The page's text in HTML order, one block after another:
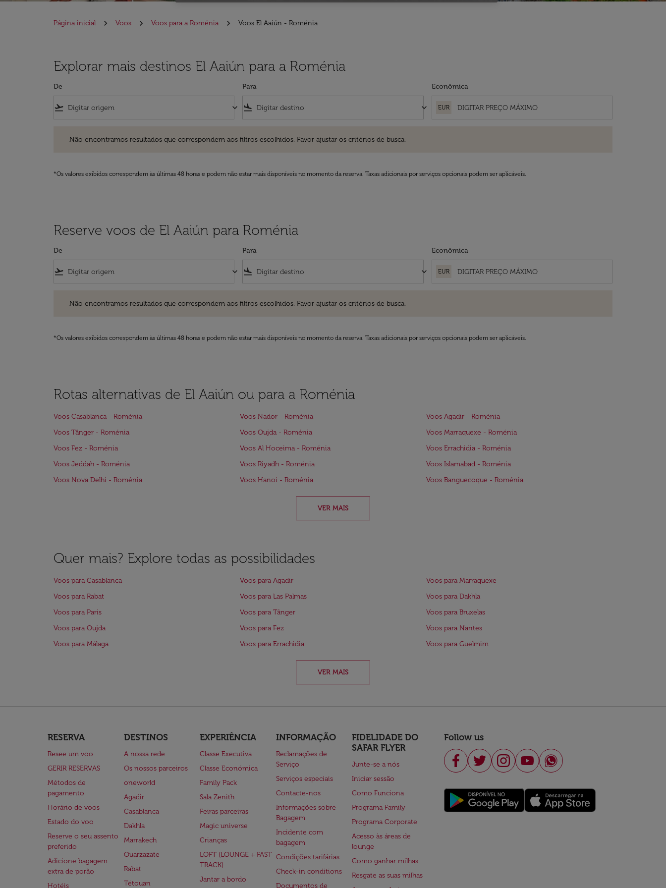
Página inicial Voos Voos para a Roménia Voos El Aaiún - Roménia
Explorar mais destinos El Aaiún para a Roménia
De
flight_takeoff keyboard_arrow_down
Para
flight_land keyboard_arrow_down
Econômica
EUR
Não encontramos resultados que correspondem aos filtros escolhidos. Favor ajustar os critérios de busca.
*Os valores exibidos correspondem às últimas 48 horas e podem não estar mais disponíveis no momento da reserva. Taxas adicionais por serviços opcionais podem ser aplicáveis.
Reserve voos de El Aaiún para Roménia
De
flight_takeoff keyboard_arrow_down
Para
flight_land keyboard_arrow_down
Econômica
EUR
Não encontramos resultados que correspondem aos filtros escolhidos. Favor ajustar os critérios de busca.
*Os valores exibidos correspondem às últimas 48 horas e podem não estar mais disponíveis no momento da reserva. Taxas adicionais por serviços opcionais podem ser aplicáveis.
Rotas alternativas de El Aaiún ou para a Roménia
Voos Casablanca - Roménia Voos Nador - Roménia
Voos Agadir - Roménia
Voos Tânger - Roménia
Voos Oujda - Roménia
Voos Marraquexe - Roménia
Voos Fez - Roménia
Voos Al Hoceima - Roménia
Voos Errachidia - Roménia
Voos Jeddah - Roménia
Voos Riyadh - Roménia
Voos Islamabad - Roménia
Voos Nova Delhi - Roménia
Voos Hanoi - Roménia Voos Banguecoque - Roménia
VER MAIS
Quer mais? Explore todas as possibilidades
Voos para Casablanca Voos para Agadir
Voos para Marraquexe
Voos para Rabat
Voos para Las Palmas
Voos para Dakhla
Voos para Paris
Voos para Tânger
Voos para Bruxelas
Voos para Oujda
Voos para Fez
Voos para Nantes
Voos para Málaga
Voos para Errachidia Voos para Guelmim
VER MAIS
RESERVA
Resee um voo
GERIR RESERVAS
Métodos de
pagamento
Horário de voos
Estado do voo
Reserve o seu assento
preferido
Adicione bagagem
extra de porão
Hotéis
DESTINOS
A nossa rede
Os nossos parceiros
oneworld
Agadir
Casablanca
Dakhla
Marrakech
Ouarzazate
Rabat
Tétouan
EXPERIÊNCIA
Classe Executiva
Classe Económica
Family Pack
Sala Zenith
Feiras parceiras
Magic universe
Crianças
LOFT (LOUNGE + FAST
TRACK)
Jantar a bordo
INFORMAÇÃO
Reclamações de
Serviço
Serviços especiais
Contacte-nos
Informações sobre
Bagagem
Incidente com
bagagem
Condições tarifárias
Check-in conditions
Documentos de
FIDELIDADE DO
SAFAR FLYER
Junte-se a nós
Iniciar sessão
Como Funciona
Programa Family
Programa Corporate
Acesso às áreas de
lounge
Como ganhar milhas
Resgate as suas milhas
Follow us